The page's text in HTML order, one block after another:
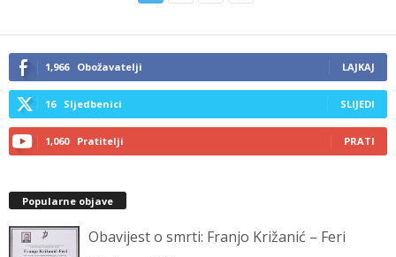
1,966 Obožavatelji LAJKAJ
16 Sljedbenici SLIJEDI
1,060 Pratitelji PRATI
Popularne objave
Obavijest o smrti: Franjo Križanić – Feri